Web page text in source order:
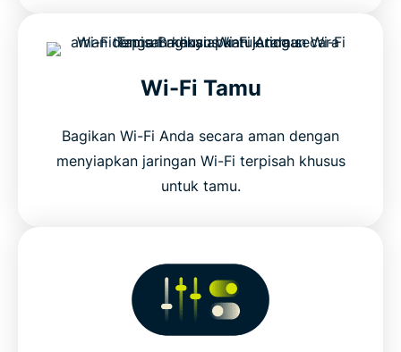
Wi-Fi Tamu
Bagikan Wi-Fi Anda secara aman dengan
menyiapkan jaringan Wi-Fi terpisah khusus
untuk tamu.